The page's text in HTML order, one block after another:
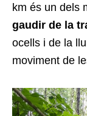
km és un dels
gaudir de la
ocells i de la
moviment de